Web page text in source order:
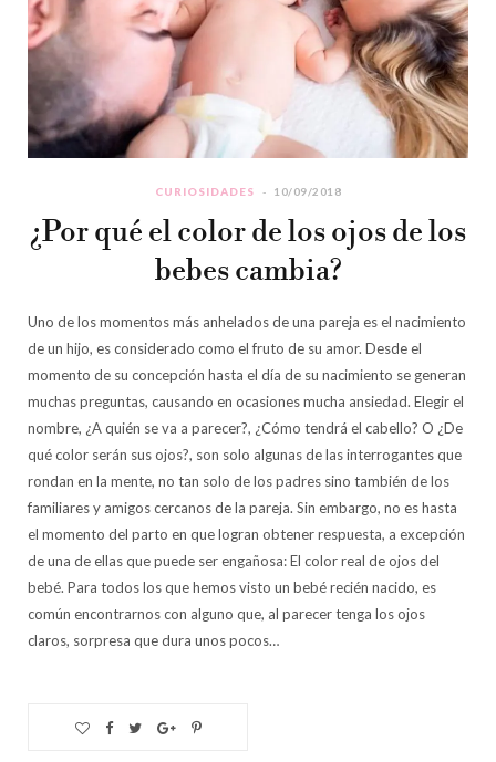
CURIOSIDADES 10/09/2018
¿Por qué el color de los ojos de los
bebes cambia?
Uno de los momentos más anhelados de una pareja es el nacimiento
de un hijo, es considerado como el fruto de su amor. Desde el
momento de su concepción hasta el día de su nacimiento se generan
muchas preguntas, causando en ocasiones mucha ansiedad. Elegir el
nombre, ¿A quién se va a parecer?, ¿Cómo tendrá el cabello? O ¿De
qué color serán sus ojos?, son solo algunas de las interrogantes que
rondan en la mente, no tan solo de los padres sino también de los
familiares y amigos cercanos de la pareja. Sin embargo, no es hasta
el momento del parto en que logran obtener respuesta, a excepción
de una de ellas que puede ser engañosa: El color real de ojos del
bebé. Para todos los que hemos visto un bebé recién nacido, es
común encontrarnos con alguno que, al parecer tenga los ojos
claros, sorpresa que dura unos pocos…